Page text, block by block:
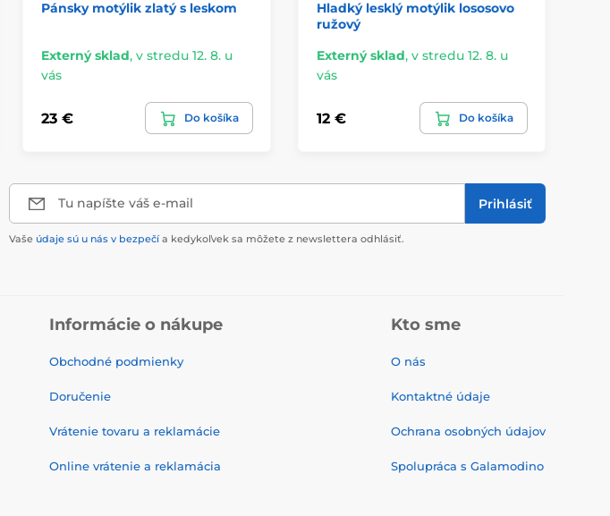
Pánsky motýlik zlatý s leskom
Externý sklad, v stredu 12. 8. u
vás
23 € Do košíka
Hladký lesklý motýlik lososovo
ružový
Externý sklad, v stredu 12. 8. u
vás
12 € Do košíka
Tu napíšte váš e-mail Prihlásiť
Vaše údaje sú u nás v bezpečí a kedykoľvek sa môžete z newslettera odhlásiť.
Informácie o nákupe
Obchodné podmienky
Doručenie
Vrátenie tovaru a reklamácie
Online vrátenie a reklamácia
Kto sme
O nás
Kontaktné údaje
Ochrana osobných údajov
Spolupráca s Galamodino